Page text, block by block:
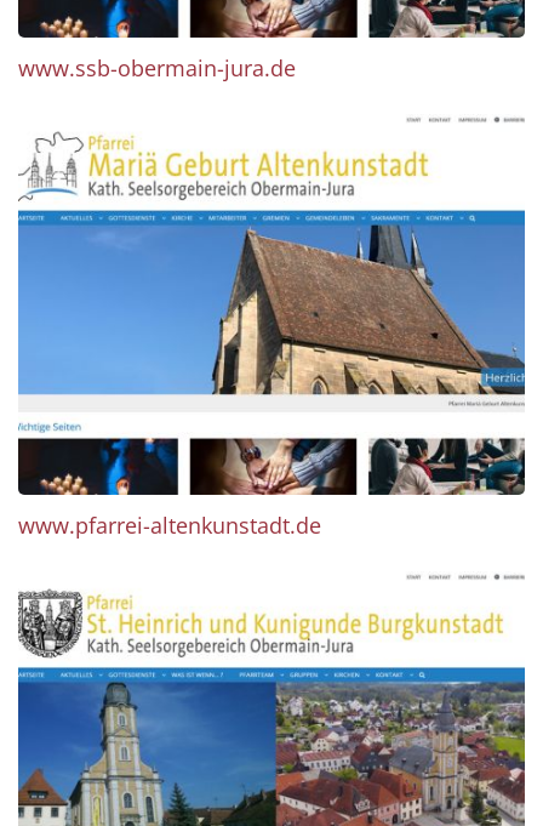
www.ssb-obermain-jura.de
www.pfarrei-altenkunstadt.de